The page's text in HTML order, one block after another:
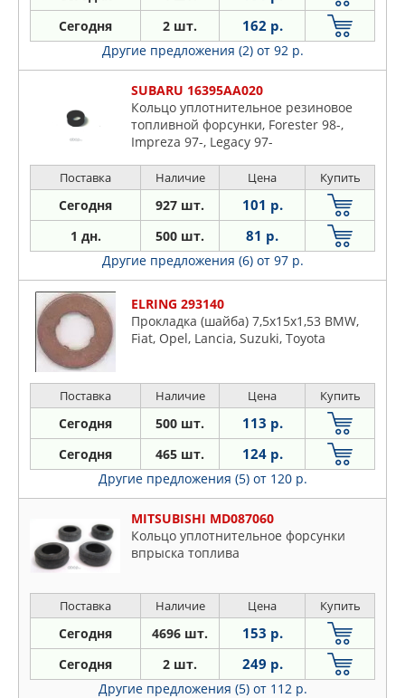
Сегодня 2 шт. 162 р.
Другие предложения (2) от 92 р.
SUBARU 16395AA020
Кольцо уплотнительное резиновое
топливной форсунки, Forester 98-,
Impreza 97-, Legacy 97-
Поставка Наличие Цена Купить
Сегодня 927 шт. 101 р.
1 дн. 500 шт. 81 р.
Другие предложения (6) от 97 р.
ELRING 293140
Прокладка (шайба) 7,5x15x1,53 BMW,
Fiat, Opel, Lancia, Suzuki, Toyota
Поставка Наличие Цена Купить
Сегодня 500 шт. 113 р.
Сегодня 465 шт. 124 р.
Другие предложения (5) от 120 р.
MITSUBISHI MD087060
Кольцо уплотнительное форсунки
впрыска топлива
Поставка Наличие Цена Купить
Сегодня 4696 шт. 153 р.
Сегодня 2 шт. 249 р.
Другие предложения (5) от 112 р.